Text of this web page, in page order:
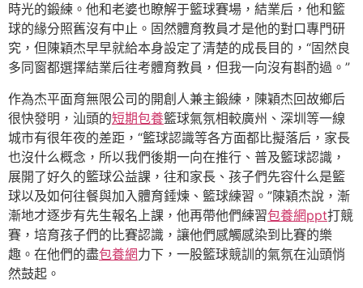
時光的鍛練。他和老婆也瞭解于籃球賽場，結業后，他和籃
球的緣分照舊沒有中止。固然體育教員才是他的對口專門研
究，但陳穎杰早早就給本身設定了清楚的成長目的，“固然良
多同窗都選擇結業后往考體育教員，但我一向沒有斟酌過。”
作為杰平面育無限公司的開創人兼主鍛練，陳穎杰回故鄉后
很快發明，汕頭的短期包養籃球氣氛相較廣州、深圳等一線
城市有很年夜的差距，“籃球認識等各方面都比擬落后，家長
也沒什么概念，所以我們後期一向在推行、普及籃球認識，
展開了好久的籃球公益課，往和家長、孩子們先容什么是籃
球以及如何往餐與加入體育錘煉、籃球練習。”陳穎杰說，漸
漸地才逐步有先生報名上課，他再帶他們練習包養網ppt打競
賽，培育孩子們的比賽認識，讓他們感觸感染到比賽的樂
趣。在他們的盡包養網力下，一股籃球競訓的氣氛在汕頭悄
然鼓起。